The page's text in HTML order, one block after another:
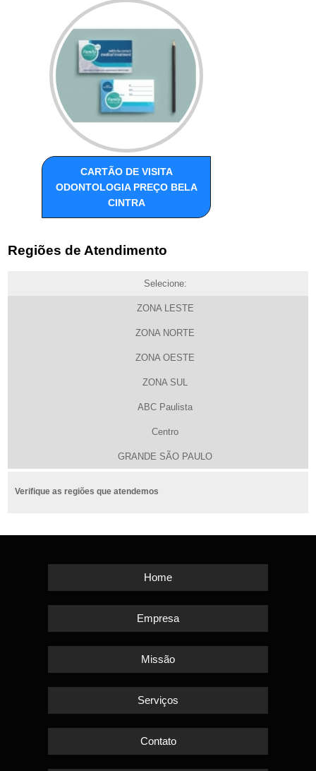
CARTÃO DE VISITA
ODONTOLOGIA PREÇO BELA
CINTRA
Regiões de Atendimento
Selecione:
ZONA LESTE
ZONA NORTE
ZONA OESTE
ZONA SUL
ABC Paulista
Centro
GRANDE SÃO PAULO
Verifique as regiões que atendemos
Home
Empresa
Missão
Serviços
Contato